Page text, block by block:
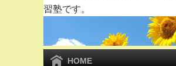
習塾です。
HOME